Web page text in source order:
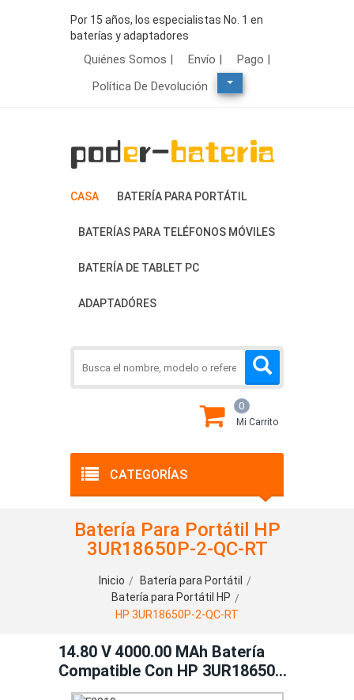
Por 15 años, los especialistas No. 1 en
baterías y adaptadores
Quiénes Somos | Envío |
Pago |
Política De Devolución
CASA BATERÍA PARA PORTÁTIL
BATERÍAS PARA TELÉFONOS MÓVILES
BATERÍA DE TABLET PC
ADAPTADÓRES
CATEGORÍAS
0
Mi Carrito
Batería Para Portátil HP
3UR18650P-2-QC-RT
Inicio
Batería para Portátil
Batería para Portátil HP
HP 3UR18650P-2-QC-RT
14.80 V 4000.00 MAh Batería
Compatible Con HP 3UR18650P-
2-QC-RT